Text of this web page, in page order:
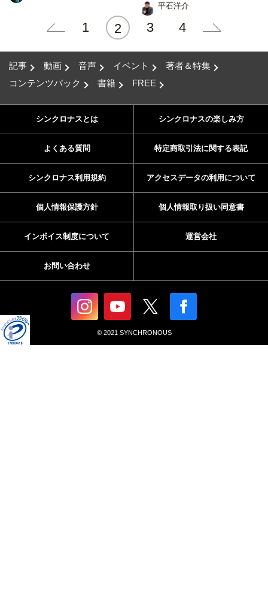
平石洋介
1 2 3 4
記事 動画 音声 イベント
著者＆特集
コンテンツパック
書籍 FREE
シンクロナスとは シンクロナスの楽しみ方
よくある質問 特定商取引法に関する表記
シンクロナス利用規約 アクセスデータの利用について
個人情報保護方針 個人情報取り扱い同意書
インボイス制度について 運営会社
お問い合わせ
© 2021 SYNCHRONOUS